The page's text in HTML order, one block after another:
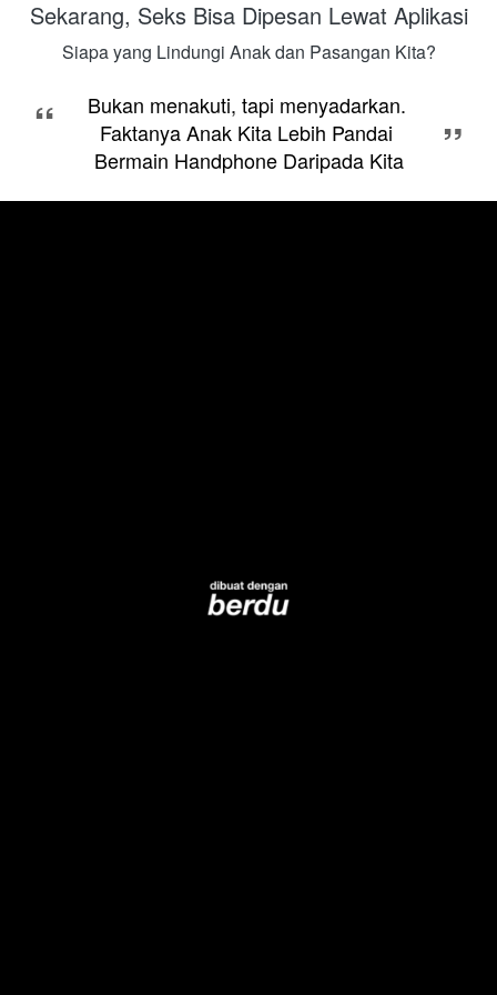
Sekarang, Seks Bisa Dipesan Lewat Aplikasi
Siapa yang Lindungi Anak dan Pasangan Kita?
“
Bukan menakuti, tapi menyadarkan.
Faktanya Anak Kita Lebih Pandai
Bermain Handphone Daripada Kita
”